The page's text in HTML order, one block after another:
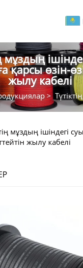
мұздың
қарсы өзін-
жылу кабелі
> Түтіктің
мұздың ішіндегі
жылу кабелі